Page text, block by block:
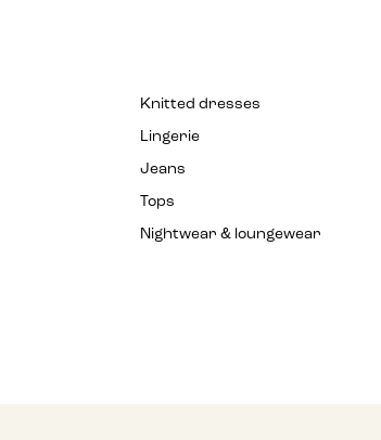
Knitted dresses
Lingerie
Jeans
Tops
Nightwear & loungewear